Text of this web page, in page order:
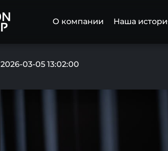
О компании Наша
2026-03-05 13:02:00